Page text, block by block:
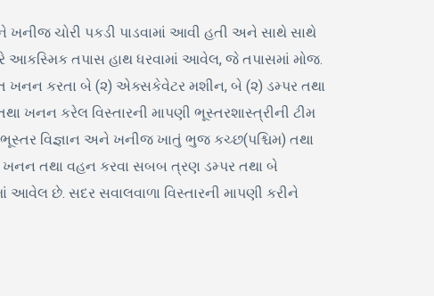
ચોરી પકડી પાડવામાં આવી હતી અને સાથે સાથે
આકસ્મિક તપાસ હાથ ધરવામાં આવેલ, જે તપાસમાં મોજ.
ખનન કરતા બે (૨) એક્સકેવેટર મશીન, બે (૨) ડમ્પર તથા
ખનન કરેલ વિસ્તારની માપણી ભૂસ્તરશાસ્ત્રીની ટીમ
ભૂસ્તર વિજ્ઞાન અને ખનીજ ખાતું ભુજ કચ્છ(પશ્ચિમ) તથા
ખનન તથા વહન કરવા સબબ ત્રણ ડમ્પર તથા બે
છે. સદર સવાલવાળા વિસ્તારની માપણી કરીને